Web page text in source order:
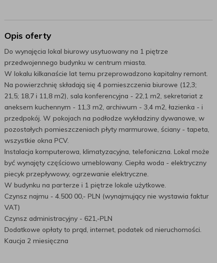
Opis oferty
Do wynajęcia lokal biurowy usytuowany na 1 piętrze
przedwojennego budynku w centrum miasta.
W lokalu kilkanaście lat temu przeprowadzono kapitalny remont.
Na powierzchnię składają się 4 pomieszczenia biurowe (12,3;
21,5; 18,7 i 11,8 m2), sala konferencyjna - 22,1 m2, sekretariat z
aneksem kuchennym - 11,3 m2, archiwum - 3,4 m2, łazienka - i
przedpokój. W pokojach na podłodze wykładziny dywanowe, w
pozostałych pomieszczeniach płyty marmurowe, ściany - tapeta,
wszystkie okna PCV.
Instalacja komputerowa, klimatyzacyjna, telefoniczna. Lokal może
być wynajęty częściowo umeblowany. Ciepła woda - elektryczny
piecyk przepływowy, ogrzewanie elektryczne.
W budynku na parterze i 1 piętrze lokale użytkowe.
Czynsz najmu - 4.500 00,- PLN (wynajmujący nie wystawia faktur
VAT)
Czynsz administracyjny - 621,-PLN
Dodatkowe opłaty to prąd, internet, podatek od nieruchomości.
Kaucja 2 miesięczna